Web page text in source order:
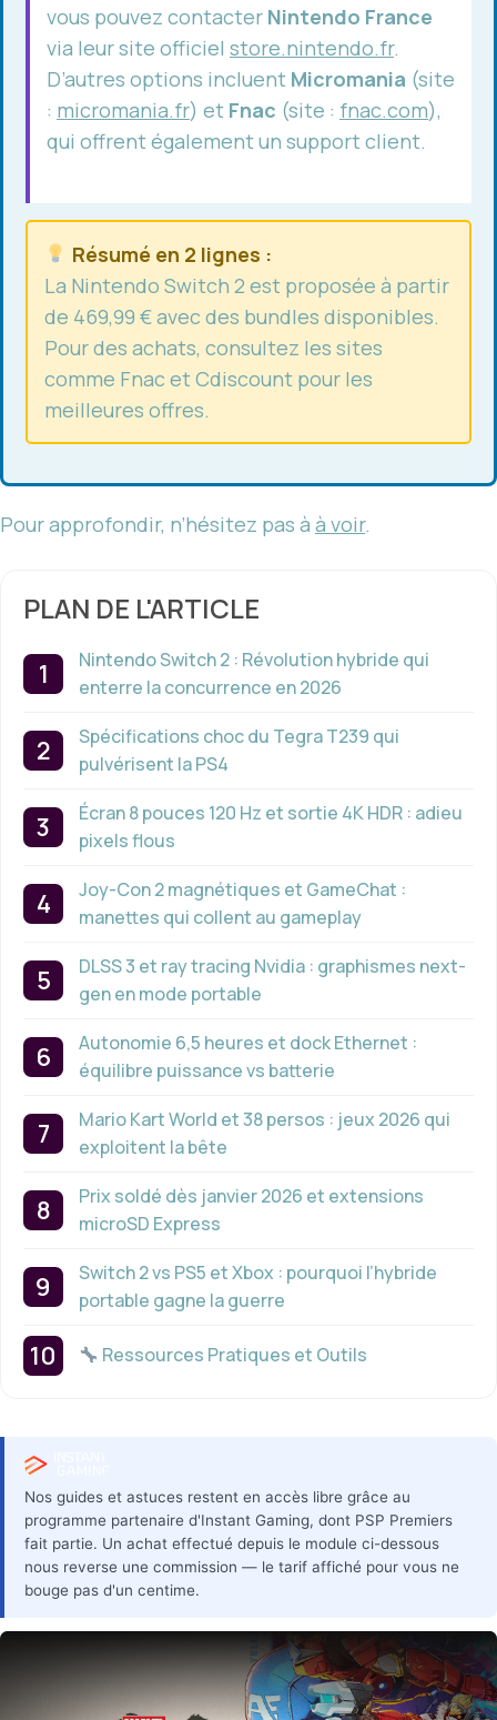
vous pouvez contacter Nintendo France
via leur site officiel store.nintendo.fr.
D’autres options incluent Micromania (site
: micromania.fr) et Fnac (site : fnac.com),
qui offrent également un support client.
Résumé en 2 lignes :
La Nintendo Switch 2 est proposée à partir
de 469,99 € avec des bundles disponibles.
Pour des achats, consultez les sites
comme Fnac et Cdiscount pour les
meilleures offres.
Pour approfondir, n’hésitez pas à à voir.
PLAN DE L'ARTICLE
Nintendo Switch 2 : Révolution hybride qui
enterre la concurrence en 2026
Spécifications choc du Tegra T239 qui
pulvérisent la PS4
Écran 8 pouces 120 Hz et sortie 4K HDR : adieu
pixels flous
Joy-Con 2 magnétiques et GameChat :
manettes qui collent au gameplay
DLSS 3 et ray tracing Nvidia : graphismes next-
gen en mode portable
Autonomie 6,5 heures et dock Ethernet :
équilibre puissance vs batterie
Mario Kart World et 38 persos : jeux 2026 qui
exploitent la bête
Prix soldé dès janvier 2026 et extensions
microSD Express
Switch 2 vs PS5 et Xbox : pourquoi l’hybride
portable gagne la guerre
Ressources Pratiques et Outils
Nos guides et astuces restent en accès libre grâce au
programme partenaire d'Instant Gaming, dont PSP Premiers
fait partie. Un achat effectué depuis le module ci-dessous
nous reverse une commission — le tarif affiché pour vous ne
bouge pas d'un centime.